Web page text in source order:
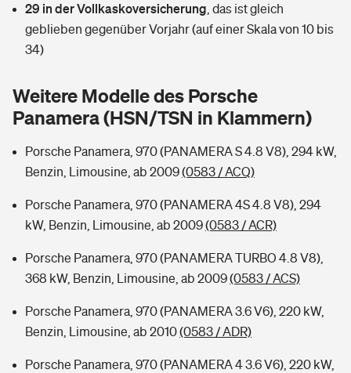
Hochwasser-Check: Wie gefährdet ist Ihr Haus?
Wer versichert was: Jetzt Versicherer finden
Sie haben Fragen?
Handyversicherung
Private Cyberversicherung
Musikinstrumentenversicherung
Typklassen: So ist Ihr Auto eingestuft
Sie haben Fragen?
Sie haben Fragen?
Rentenrechner: Wie viel Geld bekomme ich im Alter?
29 in der Vollkaskoversicherung das ist gleich
geblieben gegenüber Vorjahr (auf einer Skala von 10 bis
34)
Weitere Modelle des Porsche
Panamera (HSN/TSN in Klammern)
Porsche Panamera, 970 (PANAMERA S 4.8 V8), 294 kW,
Benzin, Limousine, ab 2009(0583 / ACQ)
Porsche Panamera, 970 (PANAMERA 4S 4.8 V8), 294
kW, Benzin, Limousine, ab 2009(0583 / ACR)
Porsche Panamera, 970 (PANAMERA TURBO 4.8 V8),
368 kW, Benzin, Limousine, ab 2009(0583 / ACS)
Porsche Panamera, 970 (PANAMERA 3.6 V6), 220 kW,
Benzin, Limousine, ab 2010(0583 / ADR)
Porsche Panamera, 970 (PANAMERA 4 3.6 V6), 220 kW,